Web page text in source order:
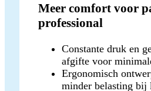
Meer comfort voor
professional
Constante druk en
afgifte voor
Ergonomisch
minder belasting bij